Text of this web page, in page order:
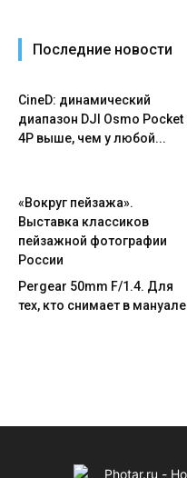
Последние новости
CineD: динамический
диапазон DJI Osmo Pocket
4P выше, чем у любой...
«Вокруг пейзажа».
Выставка классиков
пейзажной фотографии
России
Pergear 50mm F/1.4. Для
тех, кто снимает в мануале